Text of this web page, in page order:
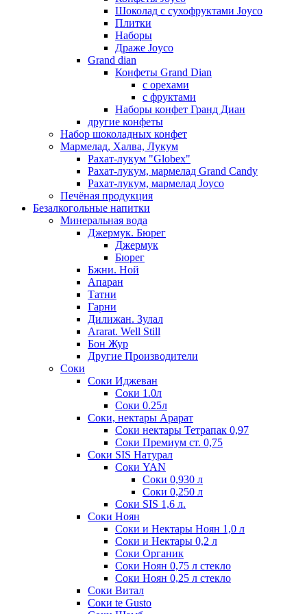
Шоколад с сухофруктами Joyco
Плитки
Наборы
Драже Joyco
Grand dian
Конфеты Grand Dian
с орехами
с фруктами
Наборы конфет Гранд Диан
другие конфеты
Набор шоколадных конфет
Мармелад, Халва, Лукум
Рахат-лукум "Globex"
Рахат-лукум, мармелад Grand Candy
Рахат-лукум, мармелад Joyco
Печёная продукция
Безалкогольные напитки
Минеральная вода
Джермук. Бюрег
Джермук
Бюрег
Бжни. Ной
Апаран
Татни
Гарни
Дилижан. Зулал
Ararat. Well Still
Бон Жур
Другие Производители
Соки
Соки Иджеван
Соки 1.0л
Соки 0.25л
Соки, нектары Арарат
Соки нектары Тетрапак 0,97
Соки Премиум ст. 0,75
Соки SIS Натурал
Соки YAN
Соки 0,930 л
Соки 0,250 л
Соки SIS 1,6 л.
Соки Ноян
Соки и Нектары Ноян 1,0 л
Соки и Нектары 0,2 л
Соки Органик
Соки Ноян 0,75 л стекло
Соки Ноян 0,25 л стекло
Соки Витал
Соки te Gusto